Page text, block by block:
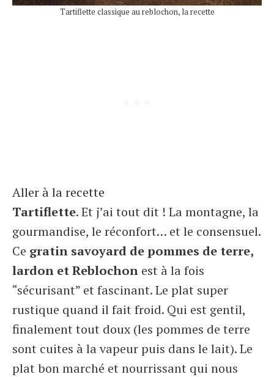
Tartiflette classique au reblochon, la recette
Aller à la recette
Tartiflette. Et j’ai tout dit ! La montagne, la
gourmandise, le réconfort… et le consensuel.
Ce gratin savoyard de pommes de terre,
lardon et Reblochon est à la fois
“sécurisant” et fascinant. Le plat super
rustique quand il fait froid. Qui est gentil,
finalement tout doux (les pommes de terre
sont cuites à la vapeur puis dans le lait). Le
plat bon marché et nourrissant qui nous